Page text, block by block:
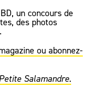
un concours de
des photos
ou abonnez-
Salamandre.